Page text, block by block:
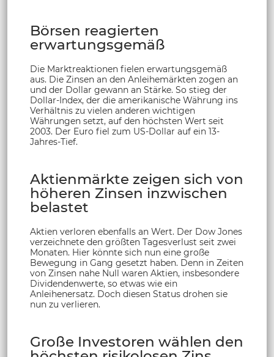
Börsen reagierten
erwartungsgemäß
Die Marktreaktionen fielen erwartungsgemäß
aus. Die Zinsen an den Anleihemärkten zogen an
und der Dollar gewann an Stärke. So stieg der
Dollar-Index, der die amerikanische Währung ins
Verhältnis zu vielen anderen wichtigen
Währungen setzt, auf den höchsten Wert seit
2003. Der Euro fiel zum US-Dollar auf ein 13-
Jahres-Tief.
Aktienmärkte zeigen sich von
höheren Zinsen inzwischen
belastet
Aktien verloren ebenfalls an Wert. Der Dow Jones
verzeichnete den größten Tagesverlust seit zwei
Monaten. Hier könnte sich nun eine große
Bewegung in Gang gesetzt haben. Denn in Zeiten
von Zinsen nahe Null waren Aktien, insbesondere
Dividendenwerte, so etwas wie ein
Anleihenersatz. Doch diesen Status drohen sie
nun zu verlieren.
Große Investoren wählen den